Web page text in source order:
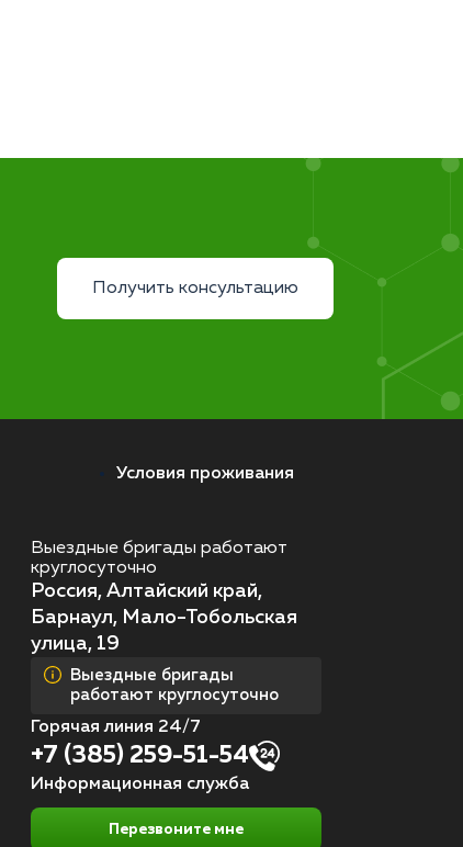
Получить консультацию
Условия проживания
Выездные бригады работают
круглосуточно
Россия, Алтайский край,
Барнаул, Мало-Тобольская
улица, 19
Выездные бригады
работают круглосуточно
Горячая линия 24/7
+7 (385) 259-51-54
Информационная служба
Перезвоните мне